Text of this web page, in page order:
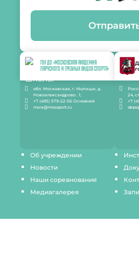
Об учреждении
Новости
Наши соревнования
Медиагалерея
ГБУ ДО «МОСКОВСКАЯ АКАДЕМИЯ
ПАРУСНОГО И ГРЕБНЫХ ВИДОВ СПОРТА»
обл. Московская, г. Мытищи, д.
Новоалександрово . 1;
+7 (495) 579-22-56 Основной
msra@mossport.ru
24,
+7